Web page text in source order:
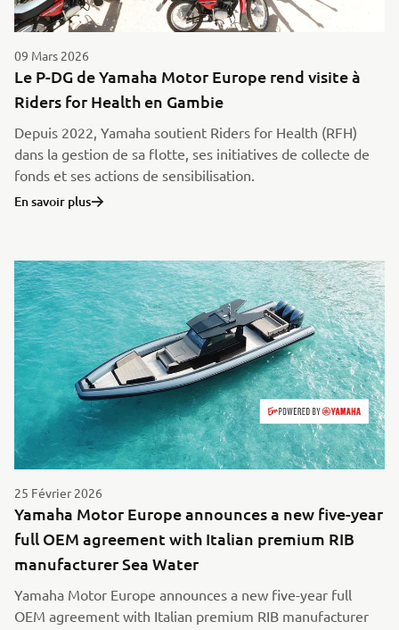
09 Mars 2026
Le P-DG de Yamaha Motor Europe rend visite à
Riders for Health en Gambie
Depuis 2022, Yamaha soutient Riders for Health (RFH)
dans la gestion de sa flotte, ses initiatives de collecte de
fonds et ses actions de sensibilisation.
En savoir plus
25 Février 2026
Yamaha Motor Europe announces a new five-year
full OEM agreement with Italian premium RIB
manufacturer Sea Water
Yamaha Motor Europe announces a new five-year full
OEM agreement with Italian premium RIB manufacturer